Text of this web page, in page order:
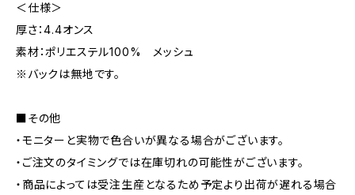
＜仕様＞
厚さ：4.4オンス
素材：ポリエステル100% メッシュ
※バックは無地です。
■その他
・モニターと実物で色合いが異なる場合がございます。
・ご注文のタイミングでは在庫切れの可能性がございます。
・商品によっては受注生産となるため予定より出荷が遅れる場合